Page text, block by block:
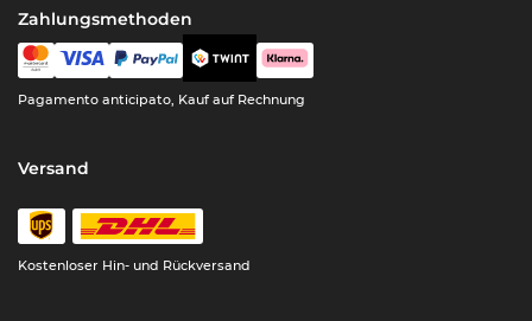
Zahlungsmethoden
Pagamento anticipato, Kauf auf Rechnung
Versand
Kostenloser Hin- und Rückversand